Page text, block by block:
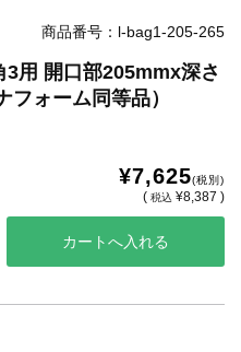
商品番号：l-bag1-205-265
用 開口部205mmx深さ
ォーム同等品）
¥7,625(税別)
(税込 ¥8,387 )